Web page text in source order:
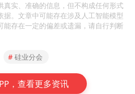
真实、准确的信息，但不构成任何形式
据。文章中可能存在涉及人工智能模型
能存在一定的偏差或遗漏，请自行判断
# 硅业分会
，查看更多资讯